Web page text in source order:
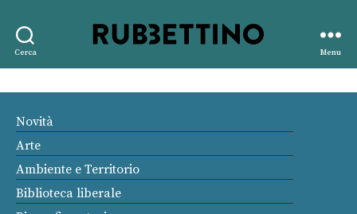
Cerca
editore
Menu
Novità
Arte
Ambiente e Territorio
Biblioteca liberale